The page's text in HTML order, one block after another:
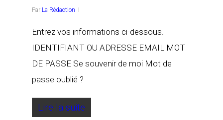
Par La Rédaction
Entrez vos informations ci-dessous.
IDENTIFIANT OU ADRESSE EMAIL MOT
DE PASSE Se souvenir de moi Mot de
passe oublié ?
Lire la suite